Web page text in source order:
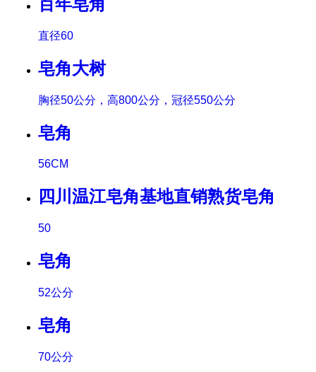
直径60
皂角大树
胸径50公分，高800公分，冠径550公分
皂角
56CM
四川温江皂角基地直销熟货皂角
50
皂角
52公分
皂角
70公分